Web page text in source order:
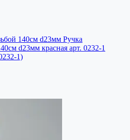
140см d23мм Ручка
d23мм красная арт. 0232-1
1)